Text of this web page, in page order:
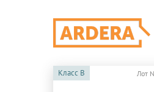
Класс B Лот